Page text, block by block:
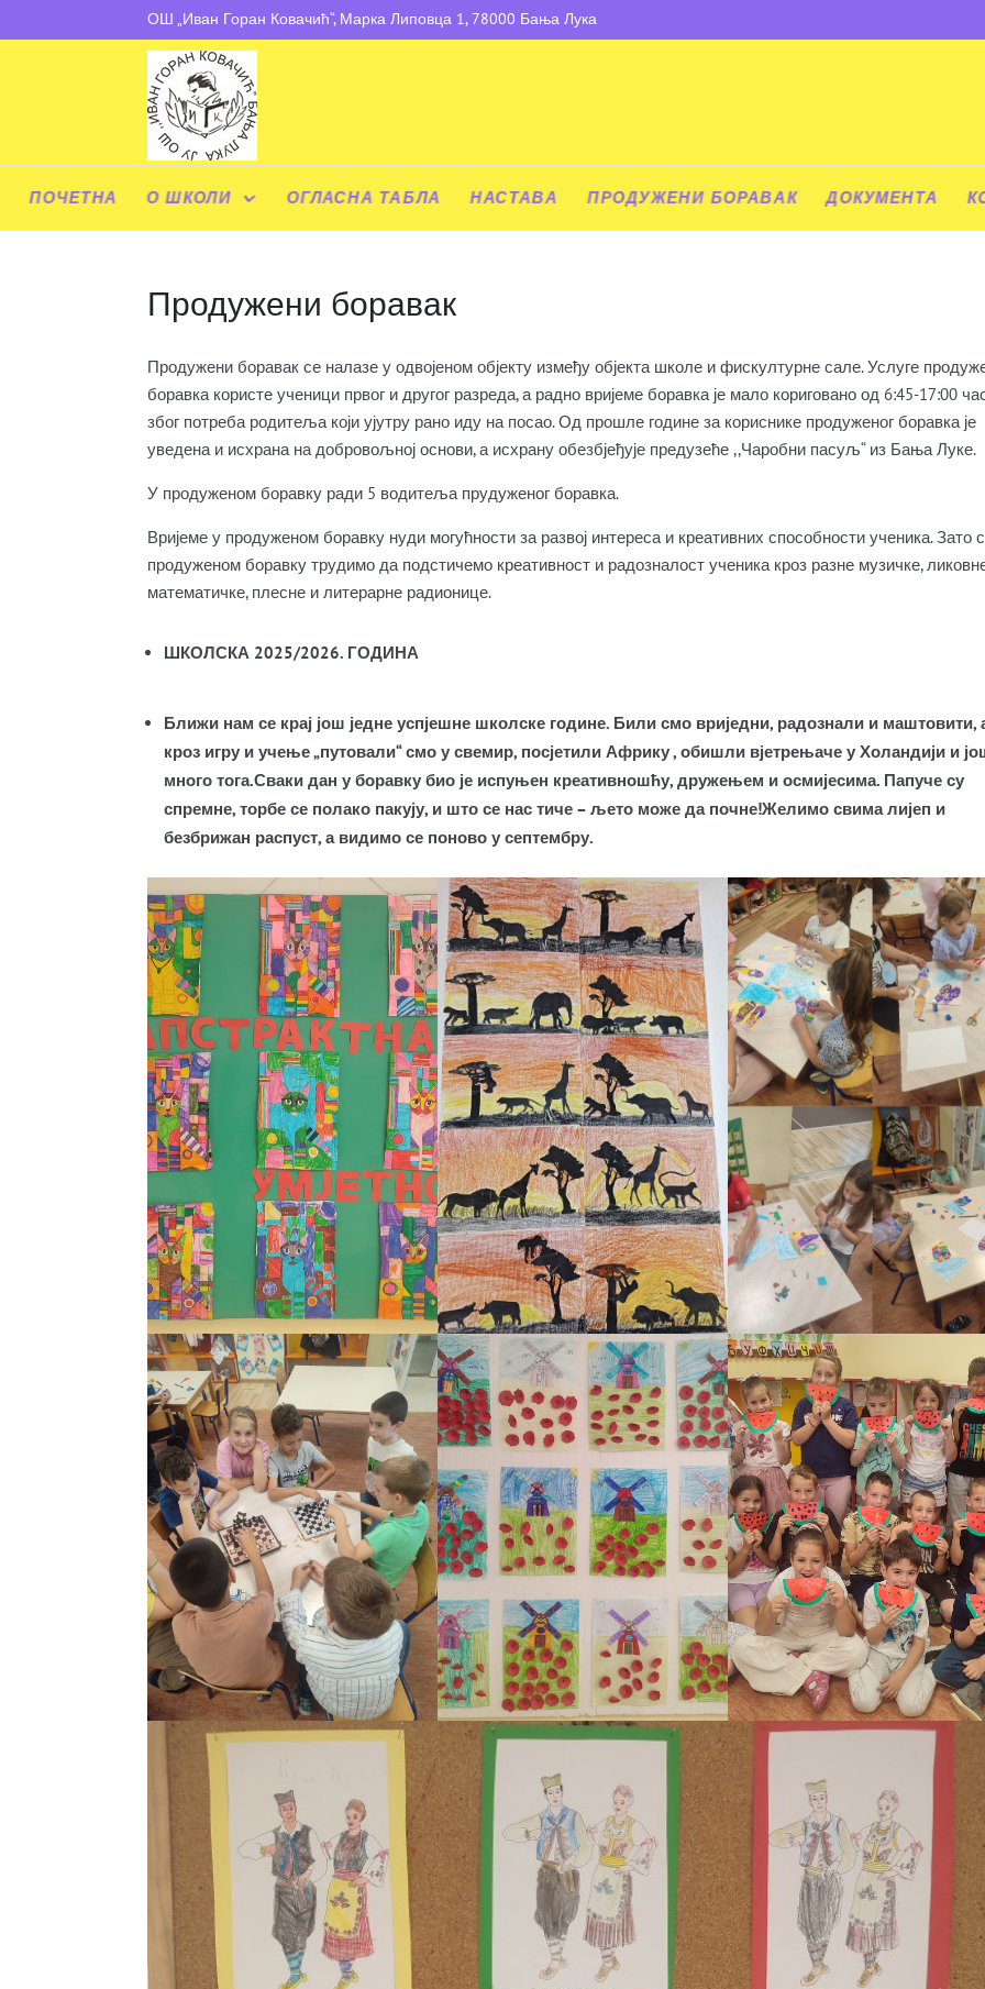
ОШ „Иван Горан Ковачић“, Марка Липовца 1, 78000 Бања Лука
ПОЧЕТНА О ШКОЛИ ОГЛАСНА ТАБЛА НАСТАВА ПРОДУЖЕНИ БОРАВАК ДОКУМЕНТА
Продужени боравак
Продужени боравак се налазе у одвојеном објекту између објекта школе и фискултурне сале. Услуге
боравка користе ученици првог и другог разреда, а радно вријеме боравка је мало кориговано од 6:45-17:00
због потреба родитеља који ујутру рано иду на посао. Од прошле године за кориснике продуженог боравка је
уведена и исхрана на добровољној основи, а исхрану обезбјеђује предузеће ,,Чаробни пасуљ“ из Бања Луке.
У продуженом боравку ради 5 водитеља прудуженог боравка.
Вријеме у продуженом боравку нуди могућности за развој интереса и креативних способности ученика. Зато
продуженом боравку трудимо да подстичемо креативност и радозналост ученика кроз разне музичке,
математичке, плесне и литерарне радионице.
ШКОЛСКА 2025/2026. ГОДИНА
Ближи нам се крај још једне успјешне школске године. Били смо вриједни, радознали и маштовити,
кроз игру и учење „путовали“ смо у свемир, посјетили Африку , обишли вјетрењаче у Холандији и
много тога.Сваки дан у боравку био је испуњен креативношћу, дружењем и осмијесима. Папуче су
спремне, торбе се полако пакују, и што се нас тиче – љето може да почне!Желимо свима лијеп и
безбрижан распуст, а видимо се поново у септембру.